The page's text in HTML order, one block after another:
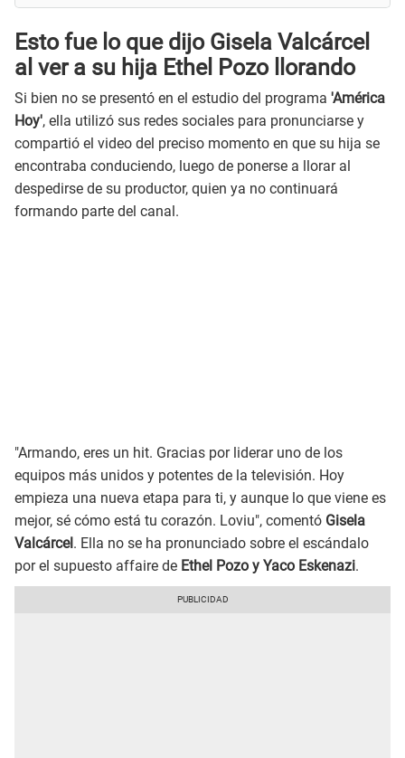
Esto fue lo que dijo Gisela Valcárcel
al ver a su hija Ethel Pozo llorando
Si bien no se presentó en el estudio del programa 'América
Hoy', ella utilizó sus redes sociales para pronunciarse y
compartió el video del preciso momento en que su hija se
encontraba conduciendo, luego de ponerse a llorar al
despedirse de su productor, quien ya no continuará
formando parte del canal.
"Armando, eres un hit. Gracias por liderar uno de los
equipos más unidos y potentes de la televisión. Hoy
empieza una nueva etapa para ti, y aunque lo que viene es
mejor, sé cómo está tu corazón. Loviu", comentó Gisela
Valcárcel . Ella no se ha pronunciado sobre el escándalo
por el supuesto affaire de Ethel Pozo y Yaco Eskenazi.